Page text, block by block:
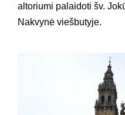
altoriumi palaidoti šv.
Nakvynė viešbutyje.